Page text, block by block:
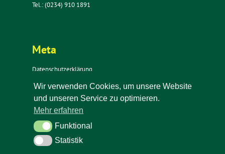
Tel.: (0234) 910 1891
Meta
Datenschutzerklärung
Impressum
Kontakt
Newsletter
Wir verwenden Cookies, um unsere Website
und unseren Service zu optimieren.
Mehr erfahren
FunktionalFunktional
StatistikStatistik